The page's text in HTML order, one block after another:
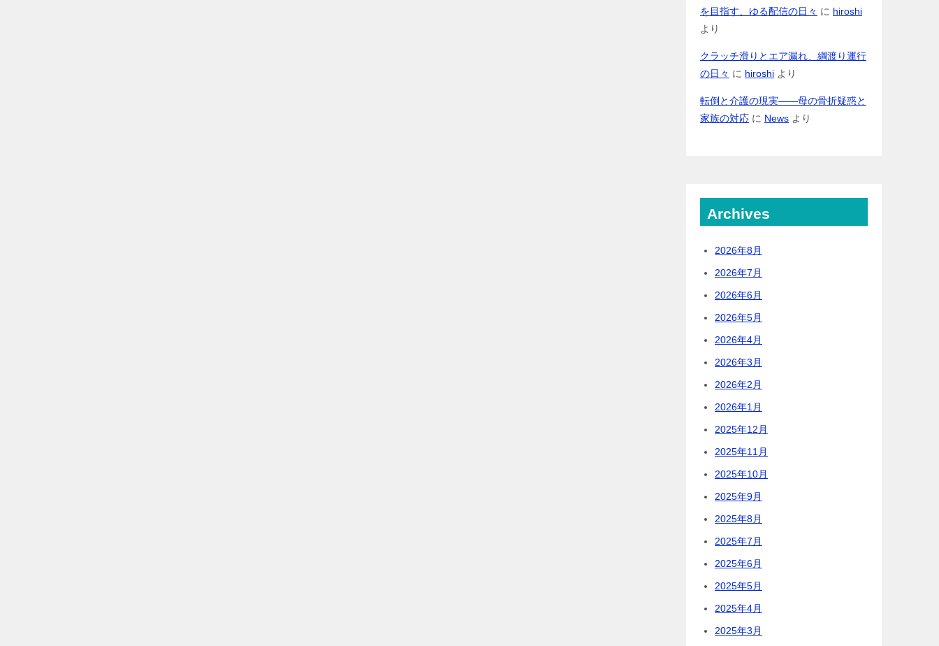
を目指す、ゆる配信の日々 に hiroshi
より
クラッチ滑りとエア漏れ、綱渡り運行
の日々 に hiroshi より
転倒と介護の現実――母の骨折疑惑と
家族の対応 に News より
Archives
2026年8月
2026年7月
2026年6月
2026年5月
2026年4月
2026年3月
2026年2月
2026年1月
2025年12月
2025年11月
2025年10月
2025年9月
2025年8月
2025年7月
2025年6月
2025年5月
2025年4月
2025年3月